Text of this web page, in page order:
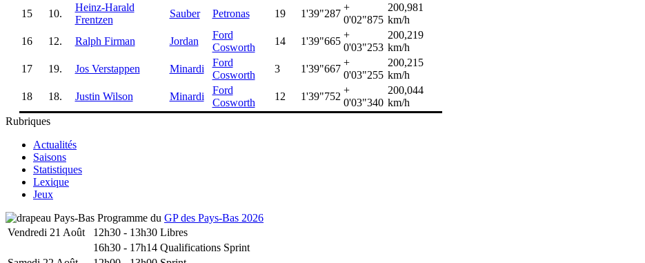
15
10.
Heinz-Harald
Frentzen
Sauber Petronas 19 1'39"287
+
0'02"875
200,981
km/h
16
12. Ralph Firman Jordan
Ford
Cosworth
14 1'39"665
+
0'03"253
200,219
km/h
17
19. Jos Verstappen Minardi
Ford
Cosworth
3 1'39"667
+
0'03"255
200,215
km/h
18
18. Justin Wilson Minardi
Ford
Cosworth
12 1'39"752
+
0'03"340
200,044
km/h
Rubriques
Actualités
Saisons
Statistiques
Lexique
Jeux
Programme du GP des Pays-Bas 2026
Vendredi 21 Août
12h30 - 13h30 Libres
16h30 - 17h14 Qualifications Sprint